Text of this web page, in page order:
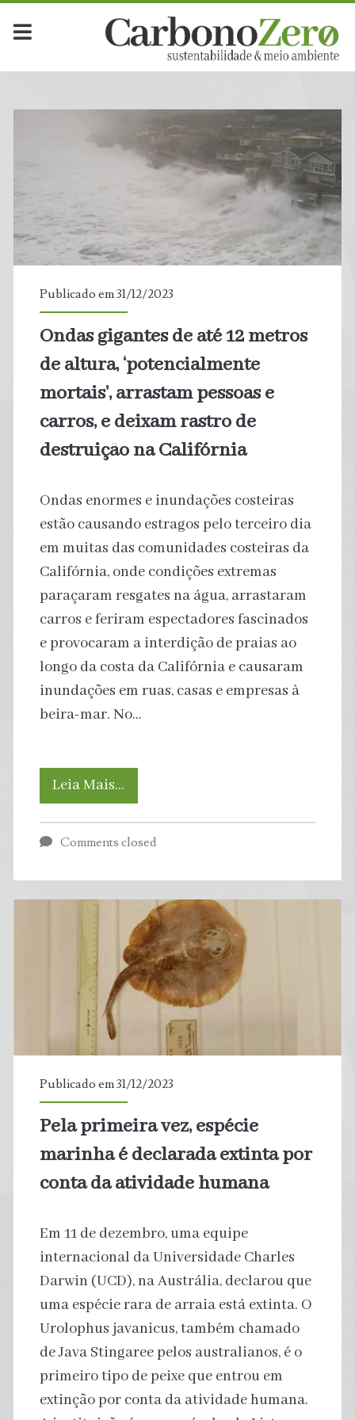
Dia:
<span>31
de
dezembro
de
2023</span>
Publicado em 31/12/2023
Ondas gigantes de até 12 metros
de altura, ‘potencialmente
mortais’, arrastam pessoas e
carros, e deixam rastro de
destruição na Califórnia
Ondas enormes e inundações costeiras
estão causando estragos pelo terceiro dia
em muitas das comunidades costeiras da
Califórnia, onde condições extremas
paraçaram resgates na água, arrastaram
carros e feriram espectadores fascinados
e provocaram a interdição de praias ao
longo da costa da Califórnia e causaram
inundações em ruas, casas e empresas à
beira-mar. No…
Leia Mais…
gigantes
12
metros
mortais’,
pessoas
carros,
e
deixam
rastro
Comments closed
Publicado em 31/12/2023
Pela primeira vez, espécie
marinha é declarada extinta por
conta da atividade humana
Em 11 de dezembro, uma equipe
internacional da Universidade Charles
Darwin (UCD), na Austrália, declarou que
uma espécie rara de arraia está extinta. O
Urolophus javanicus, também chamado
de Java Stingaree pelos australianos, é o
primeiro tipo de peixe que entrou em
extinção por conta da atividade humana.